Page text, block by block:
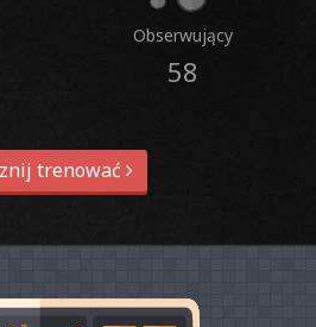
Obserwujący
58
trenować